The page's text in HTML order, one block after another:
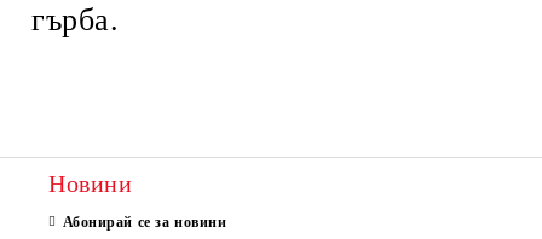
гърба.
Новини
Абонирай се за новини